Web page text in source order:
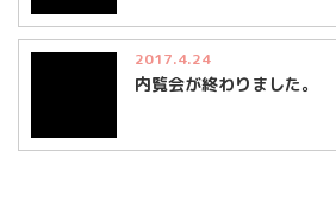
2017.4.24
内覧会が終わりました。